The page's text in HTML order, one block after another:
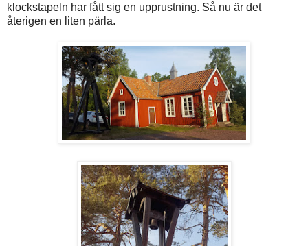
klockstapeln har fått sig en upprustning. Så nu är det
återigen en liten pärla.